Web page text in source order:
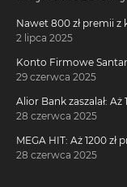
Nawet 800 zł premii
2 lipca 2025
Konto Firmowe
29 czerwca 2025
Alior Bank zaszalał:
darmowego konta!
28 czerwca 2025
MEGA HIT: Aż 1200
kartę kredytową Citi
28 czerwca 2025